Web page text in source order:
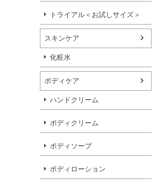
トライアル＜お試しサイズ＞
スキンケア
化粧水
ボディケア
ハンドクリーム
ボディクリーム
ボディソープ
ボディローション